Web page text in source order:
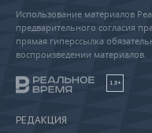
Использование материалов
предварительного согласия
прямая гиперссылка
воспроизведении материалов.
18+
РЕДАКЦИЯ